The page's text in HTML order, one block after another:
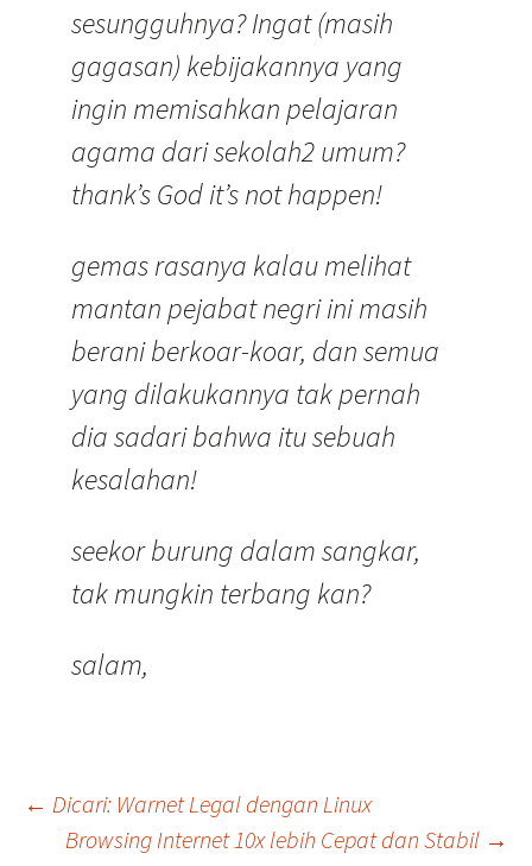
sesungguhnya? Ingat (masih
gagasan) kebijakannya yang
ingin memisahkan pelajaran
agama dari sekolah2 umum?
thank’s God it’s not happen!
gemas rasanya kalau melihat
mantan pejabat negri ini masih
berani berkoar-koar, dan semua
yang dilakukannya tak pernah
dia sadari bahwa itu sebuah
kesalahan!
seekor burung dalam sangkar,
tak mungkin terbang kan?
salam,
Post
← Dicari: Warnet Legal dengan Linux
Browsing Internet 10x lebih Cepat dan Stabil →